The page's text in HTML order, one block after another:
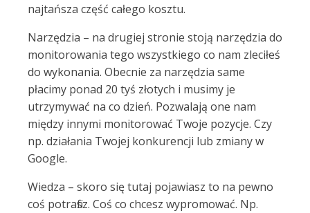
najtańsza część całego kosztu.
Narzędzia – na drugiej stronie stoją narzędzia do
monitorowania tego wszystkiego co nam zleciłeś
do wykonania. Obecnie za narzędzia same
płacimy ponad 20 tyś złotych i musimy je
utrzymywać na co dzień. Pozwalają one nam
między innymi monitorować Twoje pozycje. Czy
np. działania Twojej konkurencji lub zmiany w
Google.
Wiedza – skoro się tutaj pojawiasz to na pewno
coś potrafisz. Coś co chcesz wypromować. Np.